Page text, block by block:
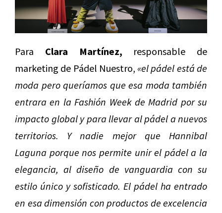
Para Clara Martínez, responsable de
marketing de Pádel Nuestro,«el pádel está de
moda pero queríamos que esa moda también
entrara en la Fashión Week de Madrid por su
impacto global y para llevar al pádel a nuevos
territorios. Y nadie mejor que Hannibal
Laguna porque nos permite unir el pádel a la
elegancia, al diseño de vanguardia con su
estilo único y sofisticado. El pádel ha entrado
en esa dimensión con productos de excelencia